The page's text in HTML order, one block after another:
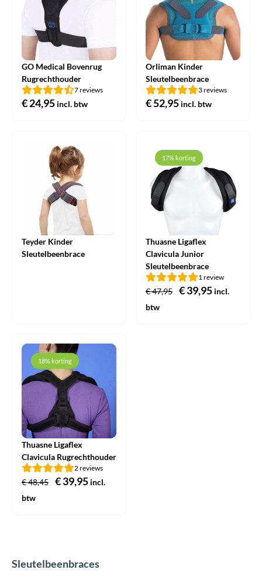
GO Medical Bovenrug
Rugrechthouder
7 reviews
€24,95 incl. btw
Orliman Kinder
Sleutelbeenbrace
3 reviews
€52,95 incl. btw
Teyder Kinder
Sleutelbeenbrace
17% korting
Thuasne Ligaflex
Clavicula Junior
Sleutelbeenbrace
1 review
€47,95
Oorspronkelijke
€39,95Huidige
incl.
btw
18% korting
Thuasne Ligaflex
Clavicula Rugrechthouder
2 reviews
€48,45
Oorspronkelijke
€39,95Huidige
incl.
btw
Sleutelbeenbraces